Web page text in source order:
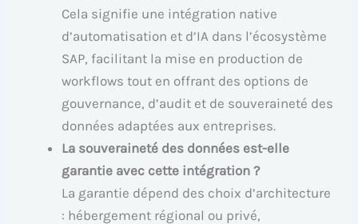
Cela signifie une intégration native
d’automatisation et d’IA dans l’écosystème
SAP, facilitant la mise en production de
workflows tout en offrant des options de
gouvernance, d’audit et de souveraineté des
données adaptées aux entreprises.
La souveraineté des données est-elle
garantie avec cette intégration ?
La garantie dépend des choix d’architecture
: hébergement régional ou privé,